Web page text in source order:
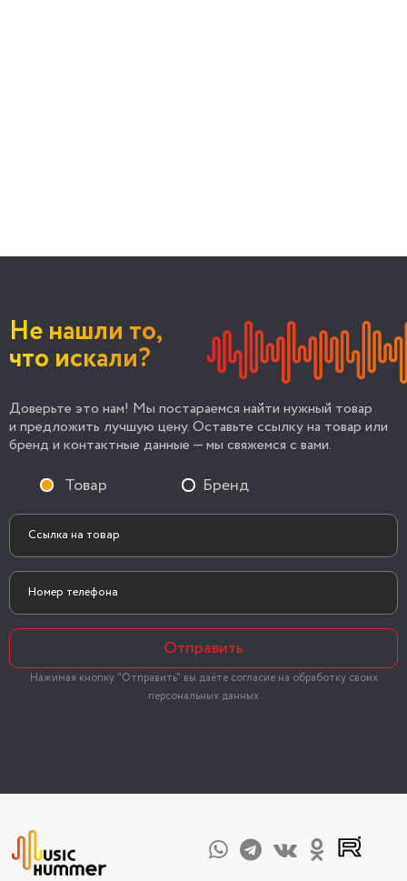
Не нашли то,
что искали?
Доверьте это нам! Мы постараемся найти нужный товар
и предложить лучшую цену. Оставьте ссылку на товар или
бренд и контактные данные — мы свяжемся с вами.
Товар Бренд
Отправить
Нажимая кнопку "Отправить" вы даёте согласие на обработку своих
персональных данных